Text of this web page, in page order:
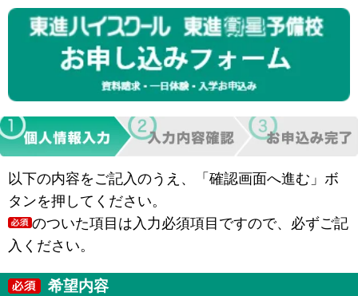
以下の内容をご記入のうえ、「確認画面へ進む」ボ
タンを押してください。
のついた項目は入力必須項目ですので、必ずご記
入ください。
希望内容